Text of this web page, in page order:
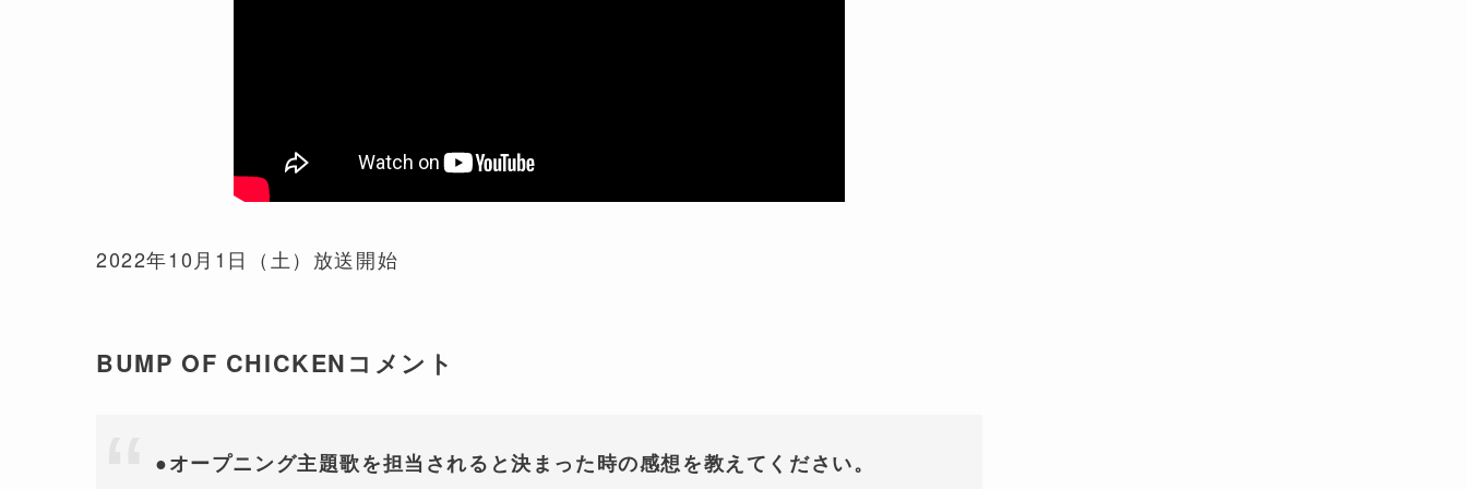
2022年10月1日（土）放送開始
BUMP OF CHICKENコメント
●オープニング主題歌を担当されると決まった時の感想を教えてください。